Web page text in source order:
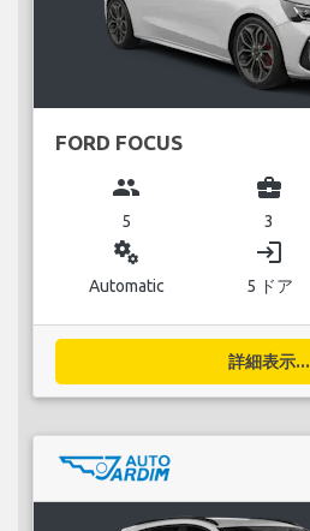
FORD FOCUS
group
5
business_center
3
miscellaneous_services
Automatic
login
5 ドア
詳細表示...